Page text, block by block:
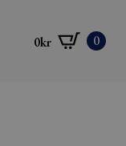
0kr 0